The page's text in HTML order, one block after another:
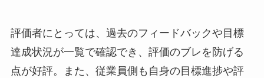
評価者にとっては、過去のフィードバックや目標
達成状況が一覧で確認でき、評価のブレを防げる
点が好評。また、従業員側も自身の目標進捗や評